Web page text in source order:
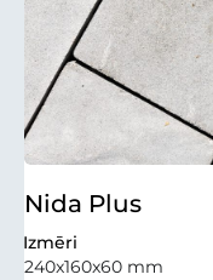
Nida Plus
Izmēri
240x160x60 mm